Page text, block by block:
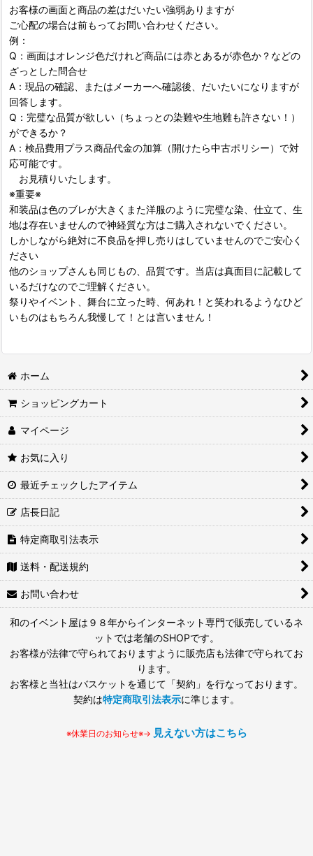
お客様の画面と商品の差はだいたい強弱ありますが
ご心配の場合は前もってお問い合わせください。
例：
Q：画面はオレンジ色だけれど商品には赤とあるが赤色か？などの
ざっとした問合せ
A：現品の確認、またはメーカーへ確認後、だいたいになりますが
回答します。
Q：完璧な品質が欲しい（ちょっとの染難や生地難も許さない！）
ができるか？
A：検品費用プラス商品代金の加算（開けたら中古ポリシー）で対
応可能です。
お見積りいたします。
※重要※
和装品は色のブレが大きくまた洋服のように完璧な染、仕立て、生
地は存在いませんので神経質な方はご購入されないでください。
しかしながら絶対に不良品を押し売りはしていませんのでご安心く
ださい
他のショップさんも同じもの、品質です。当店は真面目に記載して
いるだけなのでご理解ください。
祭りやイベント、舞台に立った時、何あれ！と笑われるようなひど
いものはもちろん我慢して！とは言いません！
ホーム
ショッピングカート
マイページ
お気に入り
最近チェックしたアイテム
店長日記
特定商取引法表示
送料・配送規約
お問い合わせ
和のイベント屋は９８年からインターネット専門で販売しているネ
ットでは老舗のSHOPです。
お客様が法律で守られておりますように販売店も法律で守られてお
ります。
お客様と当社はバスケットを通じて「契約」を行なっております。
契約は特定商取引法表示に準じます。
※休業日のお知らせ※→ 見えない方はこちら